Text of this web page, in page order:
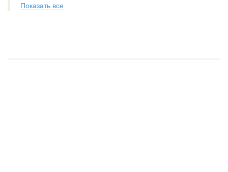
Показать все